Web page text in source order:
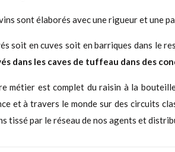
sont élaborés avec une rigueur et une
soit en cuves soit en barriques dans le
dans les caves de tuffeau dans des
métier est complet du raisin à la
et à travers le monde sur des circuits
tissé par le réseau de nos agents et